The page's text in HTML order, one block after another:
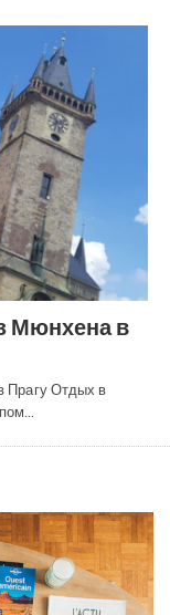
Мюнхена в
Прагу Отдых в